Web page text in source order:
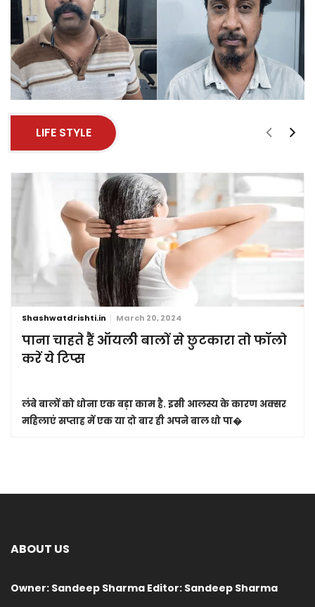
LIFE STYLE
Shashwatdrishti.in March 20, 2024
पाना चाहते हैं ऑयली बालों से छुटकारा तो फॉलो
करें ये टिप्स
लंबे बालों को धोना एक बड़ा काम है. इसी आलस्य के कारण अक्सर
महिलाएं सप्ताह में एक या दो बार ही अपने बाल धो पा�
ABOUT US
Owner: Sandeep Sharma Editor: Sandeep Sharma